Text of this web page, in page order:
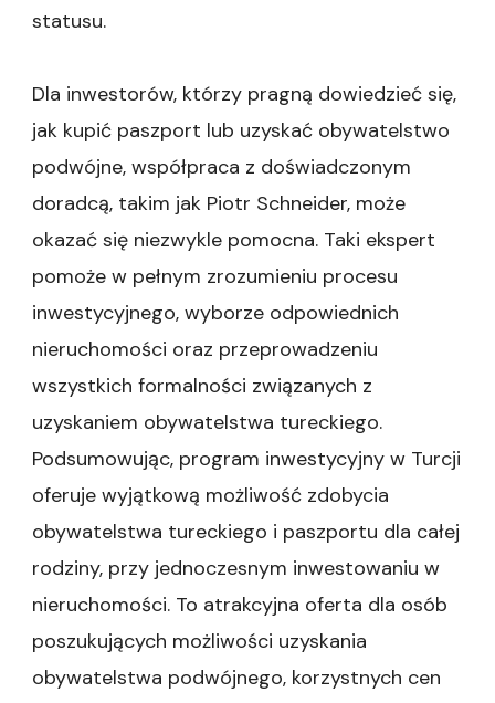
statusu.
Dla inwestorów, którzy pragną dowiedzieć się,
jak kupić paszport lub uzyskać obywatelstwo
podwójne, współpraca z doświadczonym
doradcą, takim jak Piotr Schneider, może
okazać się niezwykle pomocna. Taki ekspert
pomoże w pełnym zrozumieniu procesu
inwestycyjnego, wyborze odpowiednich
nieruchomości oraz przeprowadzeniu
wszystkich formalności związanych z
uzyskaniem obywatelstwa tureckiego.
Podsumowując, program inwestycyjny w Turcji
oferuje wyjątkową możliwość zdobycia
obywatelstwa tureckiego i paszportu dla całej
rodziny, przy jednoczesnym inwestowaniu w
nieruchomości. To atrakcyjna oferta dla osób
poszukujących możliwości uzyskania
obywatelstwa podwójnego, korzystnych cen